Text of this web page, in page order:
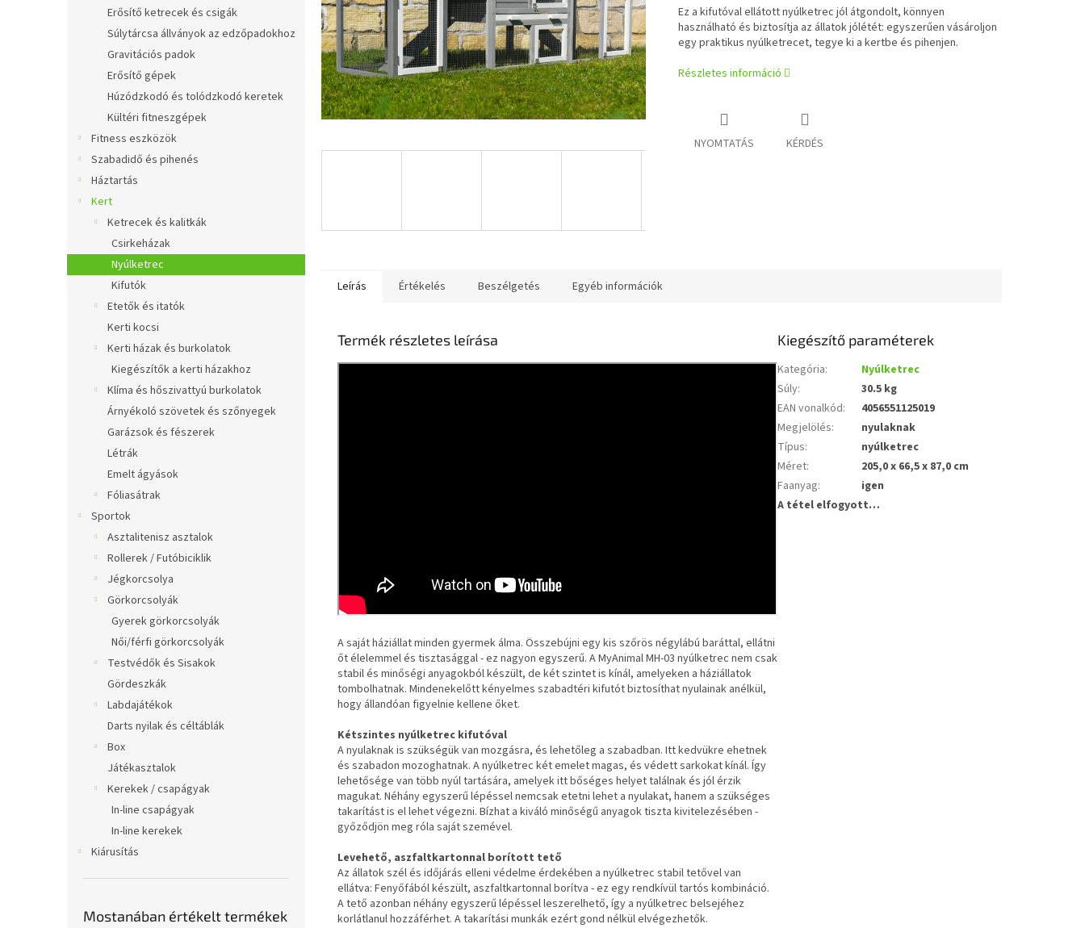
Erősítő ketrecek és csigák
Súlytárcsa állványok az edzőpadokhoz
Gravitációs padok
Erősítő gépek
Húzódzkodó és tolódzkodó keretek
Kültéri fitneszgépek
Fitness eszközök
Szabadidő és pihenés
Háztartás
Kert
Ketrecek és kalitkák
Csirkeházak
Nyúlketrec
Kifutók
Etetők és itatók
Kerti kocsi
Kerti házak és burkolatok
Kiegészítők a kerti házakhoz
Klíma és hőszivattyú burkolatok
Árnyékoló szövetek és szőnyegek
Garázsok és fészerek
Létrák
Emelt ágyások
Fóliasátrak
Sportok
Asztalitenisz asztalok
Rollerek / Futóbiciklik
Jégkorcsolya
Görkorcsolyák
Gyerek görkorcsolyák
Női/férfi görkorcsolyák
Testvédők és Sisakok
Gördeszkák
Labdajátékok
Darts nyilak és céltáblák
Box
Játékasztalok
Kerekek / csapágyak
In-line csapágyak
In-line kerekek
Kiárusítás
Mostanában értékelt termékek
Ez a kifutóval ellátott nyúlketrec jól átgondolt, könnyen
használható és biztosítja az állatok jólétét: egyszerűen vásároljon
egy praktikus nyúlketrecet, tegye ki a kertbe és pihenjen.
Részletes információ
NYOMTATÁS KÉRDÉS
Leírás Értékelés Beszélgetés Egyéb információk
Termék részletes leírása
A saját háziállat minden gyermek álma. Összebújni egy kis szőrös négylábú baráttal, ellátni
őt élelemmel és tisztasággal - ez nagyon egyszerű. A MyAnimal MH-03 nyúlketrec nem csak
stabil és minőségi anyagokból készült, de két szintet is kínál, amelyeken a háziállatok
tombolhatnak. Mindenekelőtt kényelmes szabadtéri kifutót biztosíthat nyulainak anélkül,
hogy állandóan figyelnie kellene őket.
Kétszintes nyúlketrec kifutóval
A nyulaknak is szükségük van mozgásra, és lehetőleg a szabadban. Itt kedvükre ehetnek
és szabadon mozoghatnak. A nyúlketrec két emelet magas, és védett sarkokat kínál. Így
lehetősége van több nyúl tartására, amelyek itt bőséges helyet találnak és jól érzik
magukat. Néhány egyszerű lépéssel nemcsak etetni lehet a nyulakat, hanem a szükséges
takarítást is el lehet végezni. Bízhat a kiváló minőségű anyagok tiszta kivitelezésében -
győződjön meg róla saját szemével.
Levehető, aszfaltkartonnal borított tető
Az állatok szél és időjárás elleni védelme érdekében a nyúlketrec stabil tetővel van
ellátva: Fenyőfából készült, aszfaltkartonnal borítva - ez egy rendkívül tartós kombináció.
A tető azonban néhány egyszerű lépéssel leszerelhető, így a nyúlketrec belsejéhez
korlátlanul hozzáférhet. A takarítási munkák ezért gond nélkül elvégezhetők.
Kiegészítő paraméterek
Kategória:
Nyúlketrec
Súly:
30.5 kg
EAN vonalkód:
4056551125019
Megjelölés:
nyulaknak
Típus:
nyúlketrec
Méret:
205,0 x 66,5 x 87,0 cm
Faanyag:
igen
A tétel elfogyott…